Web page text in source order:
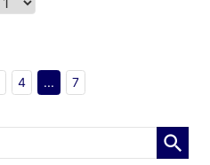
4 ... 7